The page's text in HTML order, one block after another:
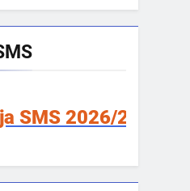
2026/2027!